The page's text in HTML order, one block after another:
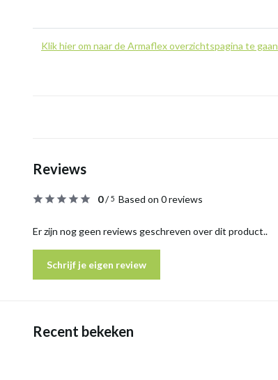
Klik hier om naar de Armaflex overzichtspagina te gaan
Reviews
0/5 Based on 0 reviews
Er zijn nog geen reviews geschreven over dit product..
Schrijf je eigen review
Recent bekeken